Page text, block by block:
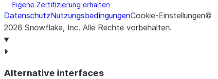
last_altered TIMESTAMP_LTZDatum und Uhrzeit
letzten Änderung
Eigene Zertifizierung erhalten
DatenschutzNutzungsbedingungenCookie-Einstellungen©
2026 Snowflake, Inc. Alle Rechte vorbehalten.
Alternative interfaces